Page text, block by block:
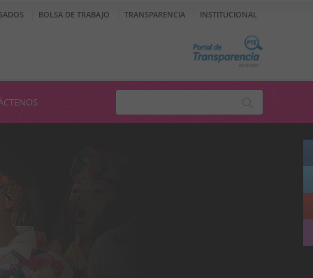
BOLSA DE TRABAJO TRANSPARENCIA INSTITUCIONAL